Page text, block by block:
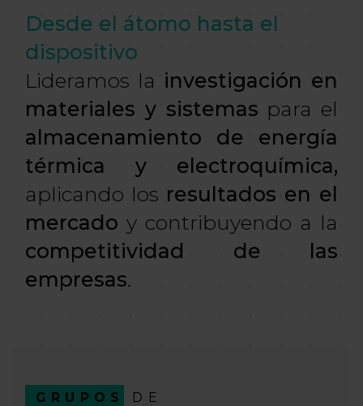
Desde el átomo hasta el
dispositivo
Lideramos la investigación en
materiales y sistemas para el
almacenamiento de energía
térmica y electroquímica,
aplicando los resultados en el
mercado y contribuyendo a la
competitividad de las
empresas.
GRUPOS
DE